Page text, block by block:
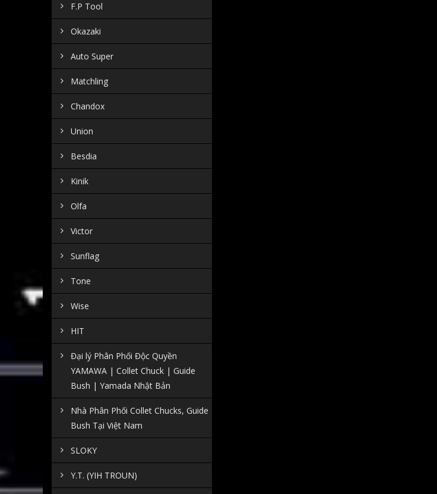
F.P Tool
Okazaki
Auto Super
Matchling
Chandox
Union
Besdia
Kinik
Olfa
Victor
Sunflag
Tone
Wise
HIT
Đại lý Phân Phối Độc Quyền
YAMAWA | Collet Chuck | Guide
Bush | Yamada Nhật Bản
Nhà Phân Phối Collet Chucks, Guide
Bush Tại Việt Nam
SLOKY
Y.T. (YIH TROUN)